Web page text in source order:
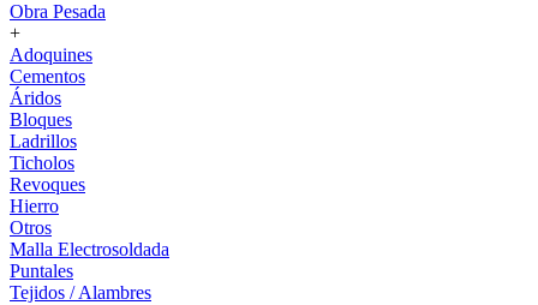
Obra Pesada
+
Adoquines
Cementos
Áridos
Bloques
Ladrillos
Ticholos
Revoques
Hierro
Otros
Malla Electrosoldada
Puntales
Tejidos / Alambres